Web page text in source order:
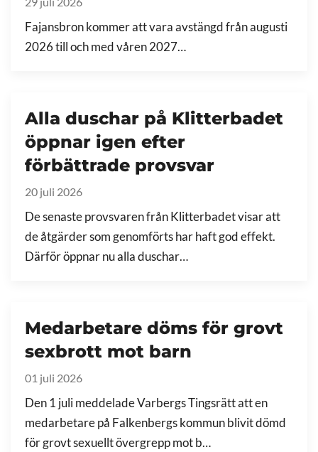
Fajansbron kommer att vara avstängd från augusti
2026 till och med våren 2027…
Alla duschar på Klitterbadet
öppnar igen efter
förbättrade provsvar
20 juli 2026
De senaste provsvaren från Klitterbadet visar att
de åtgärder som genomförts har haft god effekt.
Därför öppnar nu alla duschar…
Medarbetare döms för grovt
sexbrott mot barn
01 juli 2026
Den 1 juli meddelade Varbergs Tingsrätt att en
medarbetare på Falkenbergs kommun blivit dömd
för grovt sexuellt övergrepp mot b…